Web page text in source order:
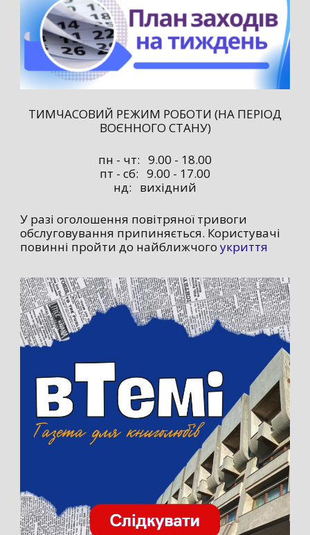
ТИМЧАСОВИЙ РЕЖИМ РОБОТИ (НА ПЕРІОД
ВОЄННОГО СТАНУ)
пн - чт: 9.00 - 18.00
пт - сб: 9.00 - 17.00
нд: вихідний
У разі оголошення повітряної тривоги
обслуговування припиняється. Користувачі
повинні пройти до найближчого укриття